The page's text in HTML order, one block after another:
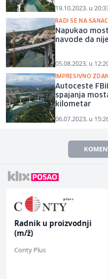
19.10.2023. u
RADI SE NA
Napukao
navode da
05.08.2023. u
IMPRESIVNO
Autoceste
spajanja
kilometar
06.07.2023. u
Radnik u proizvodnji
(m/ž)
Conty Plus